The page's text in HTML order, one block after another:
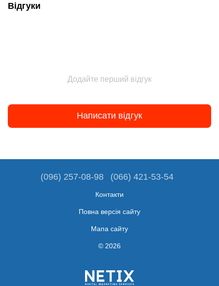
Відгуки
Додайте перший відгук
Написати відгук
(096) 257-08-98 (066) 421-53-54
Контакти
Повна версія сайту
Мапа сайту
© 2026